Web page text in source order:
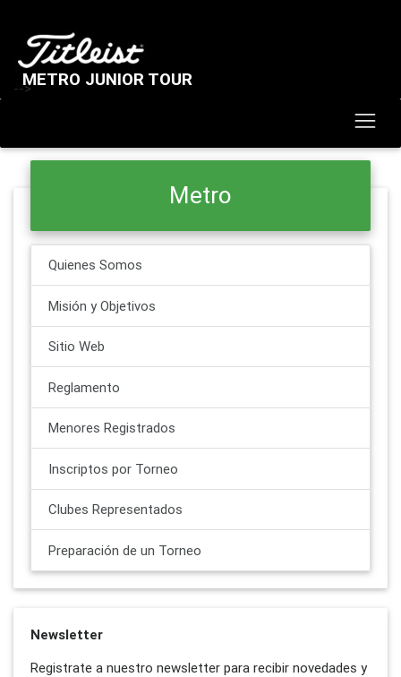
METRO JUNIOR TOUR
-->
Metro
Quienes Somos
Misión y Objetivos
Sitio Web
Reglamento
Menores Registrados
Inscriptos por Torneo
Clubes Representados
Preparación de un Torneo
Newsletter
Registrate a nuestro newsletter para recibir novedades y